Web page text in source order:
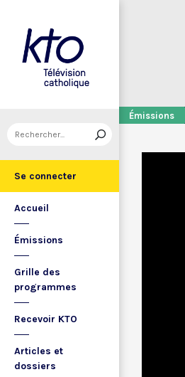
Se connecter
Accueil
Émissions
Grille des
programmes
Recevoir KTO
Articles et
dossiers
Émissions